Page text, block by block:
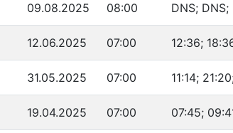
09.08.2025 08:00 DNS;
12.06.2025 07:00 12:36;
31.05.2025 07:00 11:14;
19.04.2025 07:00 07:45;